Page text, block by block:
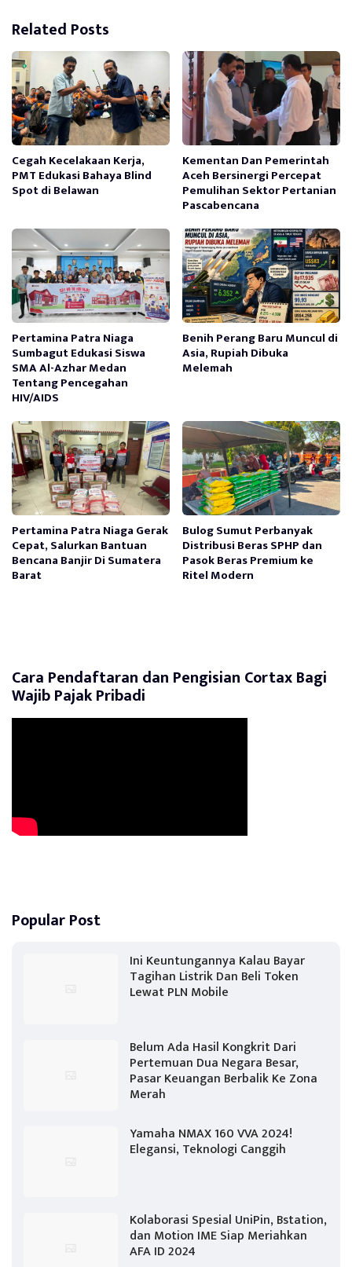
Related Posts
Cegah Kecelakaan Kerja,
PMT Edukasi Bahaya Blind
Spot di Belawan
Kementan Dan Pemerintah
Aceh Bersinergi Percepat
Pemulihan Sektor Pertanian
Pascabencana
Pertamina Patra Niaga
Sumbagut Edukasi Siswa
SMA Al-Azhar Medan
Tentang Pencegahan
HIV/AIDS
Benih Perang Baru Muncul di
Asia, Rupiah Dibuka
Melemah
Pertamina Patra Niaga Gerak
Cepat, Salurkan Bantuan
Bencana Banjir Di Sumatera
Barat
Bulog Sumut Perbanyak
Distribusi Beras SPHP dan
Pasok Beras Premium ke
Ritel Modern
Cara Pendaftaran dan Pengisian Cortax Bagi
Wajib Pajak Pribadi
Popular Post
Ini Keuntungannya Kalau Bayar
Tagihan Listrik Dan Beli Token
Lewat PLN Mobile
Belum Ada Hasil Kongkrit Dari
Pertemuan Dua Negara Besar,
Pasar Keuangan Berbalik Ke Zona
Merah
Yamaha NMAX 160 VVA 2024!
Elegansi, Teknologi Canggih
Kolaborasi Spesial UniPin, Bstation,
dan Motion IME Siap Meriahkan
AFA ID 2024